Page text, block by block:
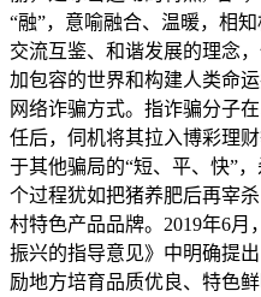
“融”，意喻融合、温暖，相
交流互鉴、和谐发展的理念
加包容的世界和构建人类命
网络诈骗方式。指诈骗分子
任后，伺机将其拉入博彩理
于其他骗局的“短、平、快”
个过程犹如把猪养肥后再宰
村特色产品品牌。2019年6
振兴的指导意见》中明确提
励地方培育品质优良、特色